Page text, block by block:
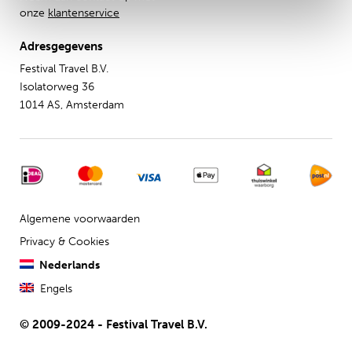
onze klantenservice
Adresgegevens
Festival Travel B.V.
Isolatorweg 36
1014 AS, Amsterdam
Algemene voorwaarden
Privacy & Cookies
Nederlands
Engels
© 2009-2024 - Festival Travel B.V.